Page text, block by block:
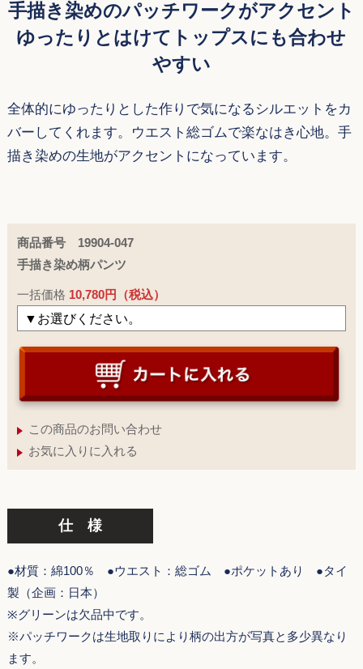
手描き染めのパッチワークがアクセント
ゆったりとはけてトップスにも合わせ
やすい
全体的にゆったりとした作りで気になるシルエットをカ
バーしてくれます。ウエスト総ゴムで楽なはき心地。手
描き染めの生地がアクセントになっています。
商品番号 19904-047
手描き染め柄パンツ
一括価格 10,780円（税込）
この商品のお問い合わせ
お気に入りに入れる
仕 様
●材質：綿100％ ●ウエスト：総ゴム ●ポケットあり ●タイ
製（企画：日本）
※グリーンは欠品中です。
※パッチワークは生地取りにより柄の出方が写真と多少異なり
ます。